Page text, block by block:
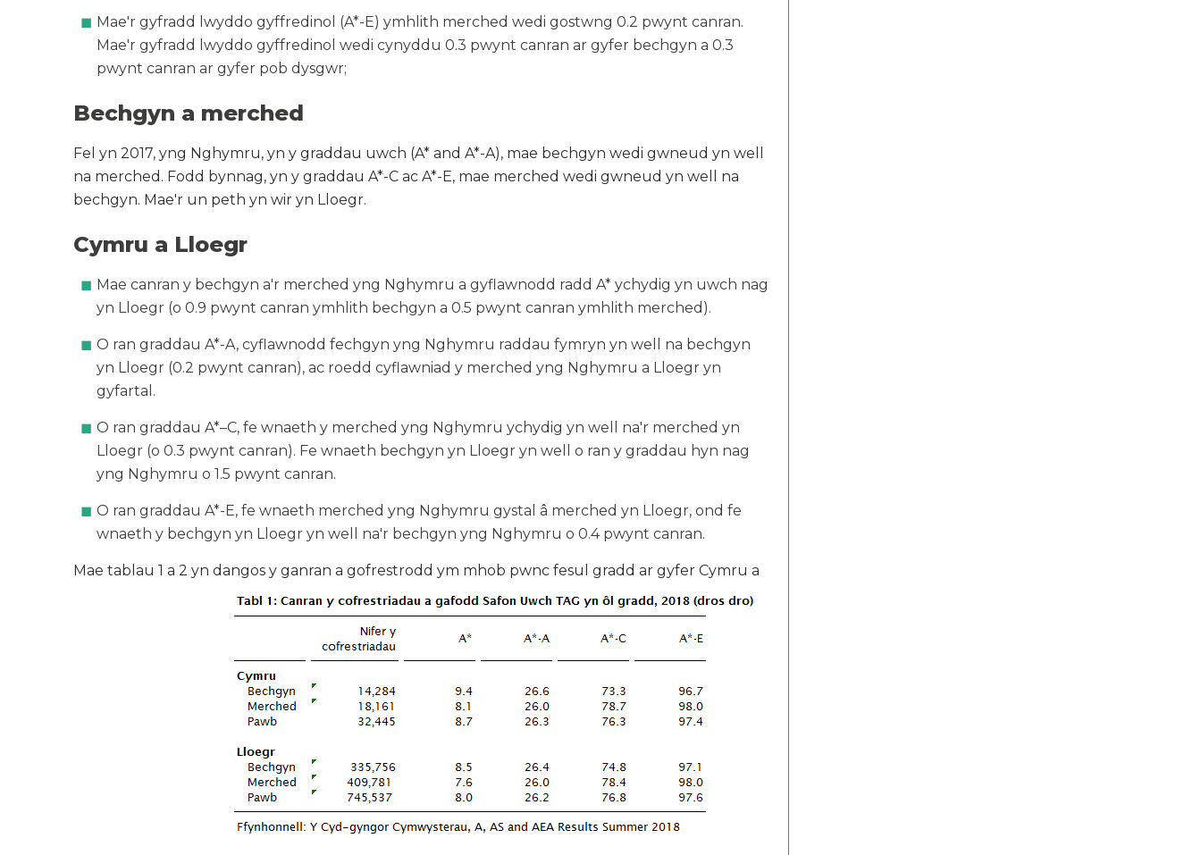
Mae'r gyfradd lwyddo gyffredinol (A*-E) ymhlith merched wedi gostwng 0.2 pwynt canran.
Mae'r gyfradd lwyddo gyffredinol wedi cynyddu 0.3 pwynt canran ar gyfer bechgyn a 0.3
pwynt canran ar gyfer pob dysgwr;
Bechgyn a merched
Fel yn 2017, yng Nghymru, yn y graddau uwch (A* and A*-A), mae bechgyn wedi gwneud yn well
na merched. Fodd bynnag, yn y graddau A*-C ac A*-E, mae merched wedi gwneud yn well na
bechgyn. Mae'r un peth yn wir yn Lloegr.
Cymru a Lloegr
Mae canran y bechgyn a'r merched yng Nghymru a gyflawnodd radd A* ychydig yn uwch nag
yn Lloegr (o 0.9 pwynt canran ymhlith bechgyn a 0.5 pwynt canran ymhlith merched).
O ran graddau A*-A, cyflawnodd fechgyn yng Nghymru raddau fymryn yn well na bechgyn
yn Lloegr (0.2 pwynt canran), ac roedd cyflawniad y merched yng Nghymru a Lloegr yn
gyfartal.
O ran graddau A*–C, fe wnaeth y merched yng Nghymru ychydig yn well na'r merched yn
Lloegr (o 0.3 pwynt canran). Fe wnaeth bechgyn yn Lloegr yn well o ran y graddau hyn nag
yng Nghymru o 1.5 pwynt canran.
O ran graddau A*-E, fe wnaeth merched yng Nghymru gystal â merched yn Lloegr, ond fe
wnaeth y bechgyn yn Lloegr yn well na'r bechgyn yng Nghymru o 0.4 pwynt canran.
Mae tablau 1 a 2 yn dangos y ganran a gofrestrodd ym mhob pwnc fesul gradd ar gyfer Cymru a